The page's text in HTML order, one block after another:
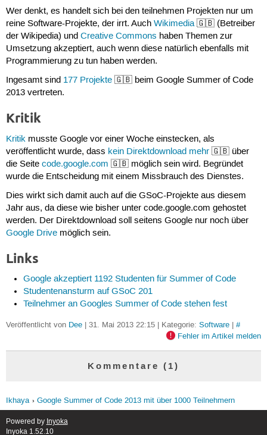
Wer denkt, es handelt sich bei den teilnehmen Projekten nur um
reine Software-Projekte, der irrt. Auch Wikimedia🇬🇧 (Betreiber
der Wikipedia) und Creative Commons haben Themen zur
Umsetzung akzeptiert, auch wenn diese natürlich ebenfalls mit
Programmierung zu tun haben werden.
Ingesamt sind 177 Projekte🇬🇧 beim Google Summer of Code
2013 vertreten.
Kritik
Kritikmusste Google vor einer Woche einstecken, als
veröffentlicht wurde, dass kein Direktdownload mehr🇬🇧 über
die Seite code.google.com 🇬🇧 möglich sein wird. Begründet
wurde die Entscheidung mit einem Missbrauch des Dienstes.
Dies wirkt sich damit auch auf die GSoC-Projekte aus diesem
Jahr aus, da diese wie bisher unter code.google.com gehostet
werden. Der Direktdownload soll seitens Google nur noch über
Google Drivemöglich sein.
Links
Google akzeptiert 1192 Studenten für Summer of Code
Studentenansturm auf GSoC 201
Teilnehmer an Googles Summer of Code stehen fest
Veröffentlicht von Dee| 31. Mai 2013 22:15 | Kategorie: Software| #
Fehler im Artikel melden
Kommentare (1)
Ikhaya Google Summer of Code 2013 mit über 1000 Teilnehmern
Powered by Inyoka
Inyoka 1.52.10